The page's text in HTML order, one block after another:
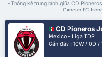
*Thống kê trung bình giữa CD
Cancun FC
CD Pioneros
Mexico - Liga TDP
Gần đây : 10W / 0D /